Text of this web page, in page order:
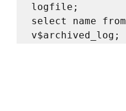
logfile;
select name from
v$archived_log;